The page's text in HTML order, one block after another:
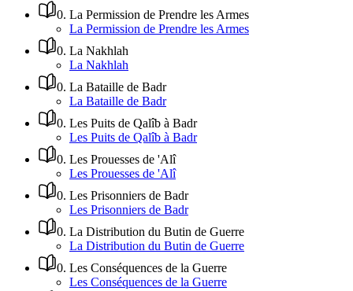
0. La Permission de Prendre les Armes
La Permission de Prendre les Armes
0. La Nakhlah
La Nakhlah
0. La Bataille de Badr
La Bataille de Badr
0. Les Puits de Qalîb à Badr
Les Puits de Qalîb à Badr
0. Les Prouesses de 'Alî
Les Prouesses de 'Alî
0. Les Prisonniers de Badr
Les Prisonniers de Badr
0. La Distribution du Butin de Guerre
La Distribution du Butin de Guerre
0. Les Conséquences de la Guerre
Les Conséquences de la Guerre